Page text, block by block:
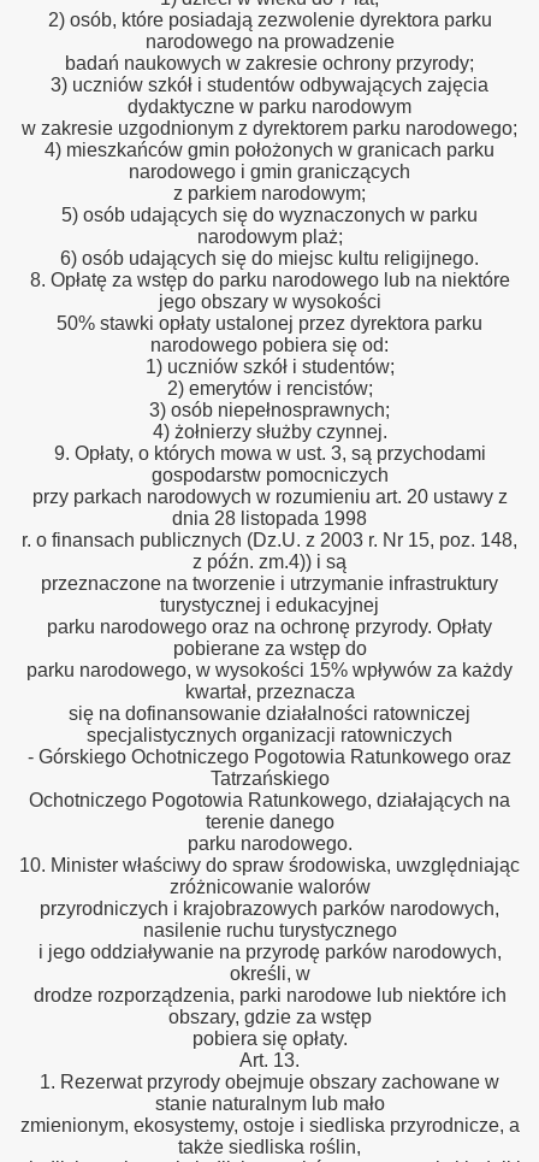
2) osób, które posiadają zezwolenie dyrektora parku
narodowego na prowadzenie
badań naukowych w zakresie ochrony przyrody;
3) uczniów szkół i studentów odbywających zajęcia
dydaktyczne w parku narodowym
w zakresie uzgodnionym z dyrektorem parku narodowego;
4) mieszkańców gmin położonych w granicach parku
narodowego i gmin graniczących
z parkiem narodowym;
5) osób udających się do wyznaczonych w parku
narodowym plaż;
6) osób udających się do miejsc kultu religijnego.
8. Opłatę za wstęp do parku narodowego lub na niektóre
jego obszary w wysokości
50% stawki opłaty ustalonej przez dyrektora parku
narodowego pobiera się od:
1) uczniów szkół i studentów;
2) emerytów i rencistów;
3) osób niepełnosprawnych;
4) żołnierzy służby czynnej.
9. Opłaty, o których mowa w ust. 3, są przychodami
gospodarstw pomocniczych
przy parkach narodowych w rozumieniu art. 20 ustawy z
dnia 28 listopada 1998
r. o finansach publicznych (Dz.U. z 2003 r. Nr 15, poz. 148,
z późn. zm.4)) i są
przeznaczone na tworzenie i utrzymanie infrastruktury
turystycznej i edukacyjnej
parku narodowego oraz na ochronę przyrody. Opłaty
pobierane za wstęp do
parku narodowego, w wysokości 15% wpływów za każdy
kwartał, przeznacza
się na dofinansowanie działalności ratowniczej
specjalistycznych organizacji ratowniczych
- Górskiego Ochotniczego Pogotowia Ratunkowego oraz
Tatrzańskiego
Ochotniczego Pogotowia Ratunkowego, działających na
terenie danego
parku narodowego.
10. Minister właściwy do spraw środowiska, uwzględniając
zróżnicowanie walorów
przyrodniczych i krajobrazowych parków narodowych,
nasilenie ruchu turystycznego
i jego oddziaływanie na przyrodę parków narodowych,
określi, w
drodze rozporządzenia, parki narodowe lub niektóre ich
obszary, gdzie za wstęp
pobiera się opłaty.
Art. 13.
1. Rezerwat przyrody obejmuje obszary zachowane w
stanie naturalnym lub mało
zmienionym, ekosystemy, ostoje i siedliska przyrodnicze, a
także siedliska roślin,